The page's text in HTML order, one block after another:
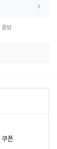
발
폰